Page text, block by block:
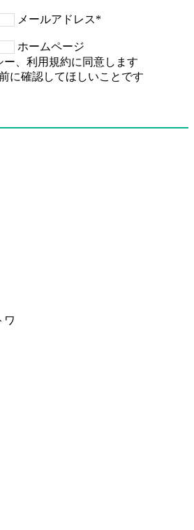
メールアドレス*
ホームページ
ー
利用規約に同意します
に確認してほしいことです
ワ